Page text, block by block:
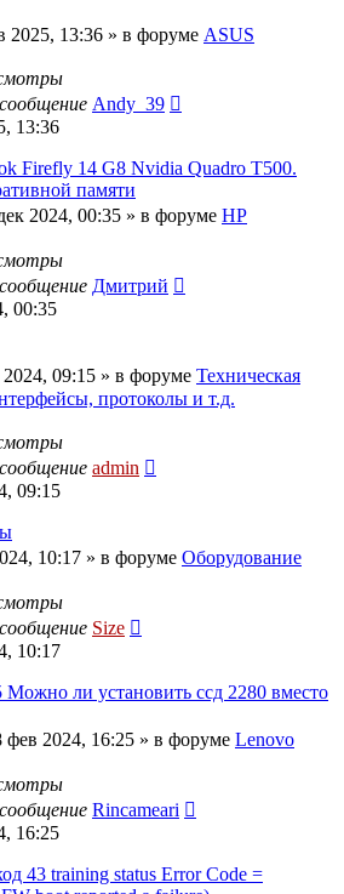
2025, 13:36 » в форуме ASUS
Andy_39
13:36
Firefly 14 G8 Nvidia Quadro T500.
памяти
2024, 00:35 » в форуме HP
Дмитрий
00:35
09:15 » в форуме Техническая
протоколы и т.д.
admin
09:15
10:17 » в форуме Оборудование
Size
10:17
ли установить ссд 2280 вместо
фев 2024, 16:25 » в форуме Lenovo
Rincameari
16:25
43 training status Error Code =